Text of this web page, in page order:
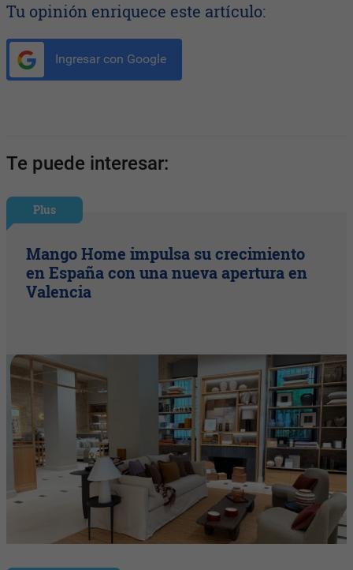
Tu opinión enriquece este artículo:
Ingresar con Google
Te puede interesar:
Plus
Mango Home impulsa su crecimiento
en España con una nueva apertura en
Valencia